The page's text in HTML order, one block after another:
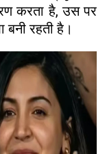
करता है, उस पर
रहती है।